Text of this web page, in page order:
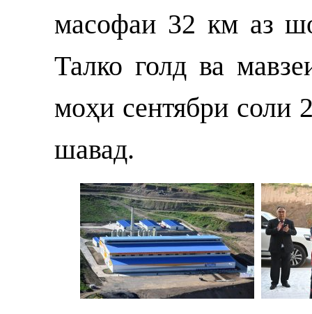
масофаи 32 км аз
Талко голд ва
моҳи сентябри соли
шавад.